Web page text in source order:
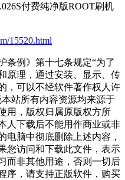
付费纯净版ROOT刷机
15520.html
条例》第十七条规定“为了
原理，通过安装、显示、传
，可以不经软件著作权人许
站所有内容资源均来源于
用，版权归属原版权方所
人下载后不能用作商业或非
电脑中彻底删除上述内容，
您访问和下载此文件，表示
而非其他用途，否则一切后
序，请支持正版软件，购买